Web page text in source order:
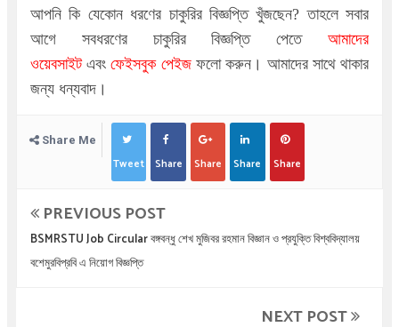
আপনি কি যেকোন ধরণের চাকুরির বিজ্ঞপ্তি খুঁজছেন?তাহলে সবার
আগে সবধরণের চাকুরির বিজ্ঞপ্তি পেতে
আমাদের
ওয়েবসাইট এবংফেইসবুক পেইজফলো করুন। আমাদের সাথে থাকার
জন্য ধন্যবাদ।
Share Me
Tweet Share Share Share Share
PREVIOUS POST
BSMRSTU Job Circular বঙ্গবন্ধু শেখ মুজিবর রহমান বিজ্ঞান ও প্রযুক্তি বিশ্ববিদ্যালয়
বশেমুরবিপ্রবি এ নিয়োগ বিজ্ঞপ্তি
NEXT POST